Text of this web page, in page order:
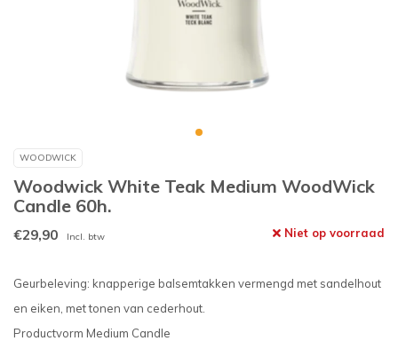
WOODWICK
Woodwick White Teak Medium WoodWick
Candle 60h.
€29,90 Incl. btw Niet op voorraad
Geurbeleving: knapperige balsemtakken vermengd met sandelhout
en eiken, met tonen van cederhout.
Productvorm Medium Candle